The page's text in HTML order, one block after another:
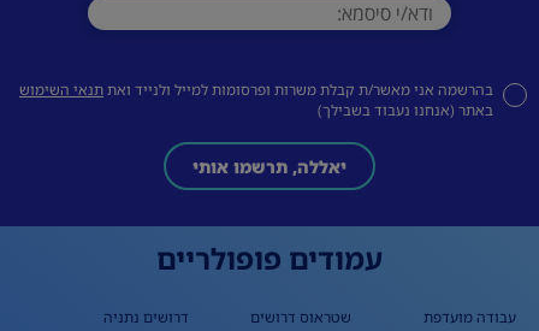
בהרשמה אני מאשר/ת קבלת משרות ופרסומות למייל ולנייד ואתתנאי השימוש
באתר (אנחנו נעבוד בשבילך)
יאללה, תרשמו אותי
עמודים פופולריים
עבודה מועדפת
שטראוס דרושים
דרושים נתניה